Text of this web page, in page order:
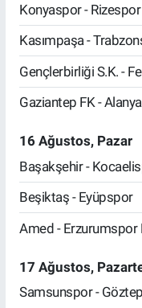
Konyaspor - Rizespor
Kasımpaşa -
Gençlerbirliği S.K. -
Gaziantep FK -
16 Ağustos, Pazar
Başakşehir -
Beşiktaş - Eyüpspor
Amed - Erzurumspor
17 Ağustos,
Samsunspor -